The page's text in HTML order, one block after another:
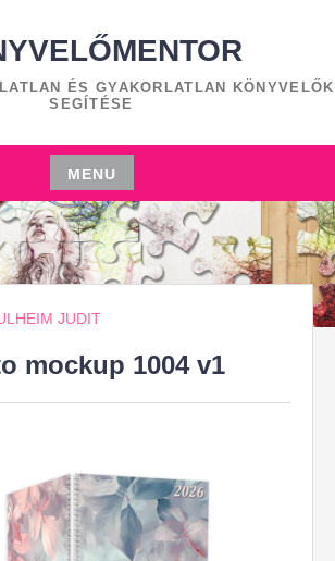
ÉS GYAKORLATLAN KÖNYVELŐK
SEGÍTÉSE
MENU
JUDIT
mockup 1004 v1